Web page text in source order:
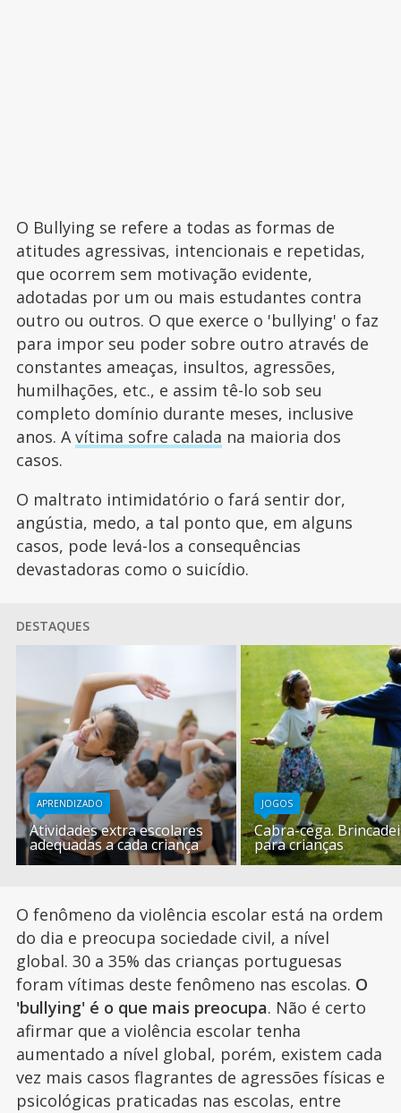
O Bullying se refere a todas as formas de
atitudes agressivas, intencionais e repetidas,
que ocorrem sem motivação evidente,
adotadas por um ou mais estudantes contra
outro ou outros. O que exerce o 'bullying' o faz
para impor seu poder sobre outro através de
constantes ameaças, insultos, agressões,
humilhações, etc., e assim tê-lo sob seu
completo domínio durante meses, inclusive
anos. A vítima sofre calada na maioria dos
casos.
O maltrato intimidatório o fará sentir dor,
angústia, medo, a tal ponto que, em alguns
casos, pode levá-los a consequências
devastadoras como o suicídio.
DESTAQUES
APRENDIZADO
Atividades extra escolares
adequadas a cada criança
JOGOS
Cabra-cega.
para crianças
O fenômeno da violência escolar está na ordem
do dia e preocupa sociedade civil, a nível
global. 30 a 35% das crianças portuguesas
foram vítimas deste fenômeno nas escolas. O
'bullying' é o que mais preocupa. Não é certo
afirmar que a violência escolar tenha
aumentado a nível global, porém, existem cada
vez mais casos flagrantes de agressões físicas e
psicológicas praticadas nas escolas, entre